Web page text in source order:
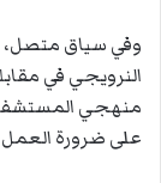
وفي سياق متصل،
النرويجي في
منهجي
على ضرورة العمل